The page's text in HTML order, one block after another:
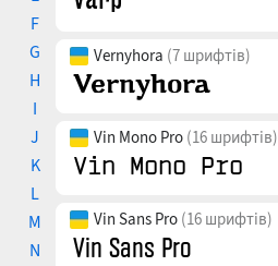
F
G
H
I
J
K
L
M
N
Vernyhora (7 шрифтів)
Vin Mono Pro (16 шрифтів)
Vin Sans Pro (16 шрифтів)